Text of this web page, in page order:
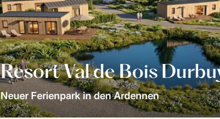
Resort Val de Bois
Neuer Ferienpark in den Ardennen